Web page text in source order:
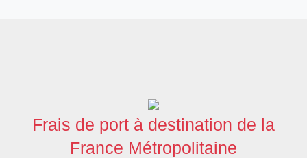
Frais de port à destination de la
France Métropolitaine